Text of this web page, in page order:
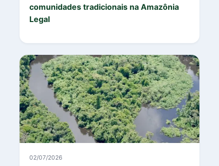
comunidades tradicionais na Amazônia
Legal
02/07/2026